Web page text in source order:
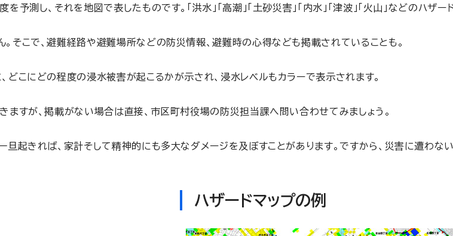
測し、それを地図で表したものです。「洪水」「高潮」「土砂災害」「内水」「津波」「火山」などのハ
そこで、避難経路や避難場所などの防災情報、避難時の心得なども掲載されていることも。
どこにどの程度の浸水被害が起こるかが示され、浸水レベルもカラーで表示されます。
ますが、掲載がない場合は直接、市区町村役場の防災担当課へ問い合わせてみましょう。
旦起きれば、家計そして精神的にも多大なダメージを及ぼすことがあります。ですから、災害に遭わ
ハザードマップの例